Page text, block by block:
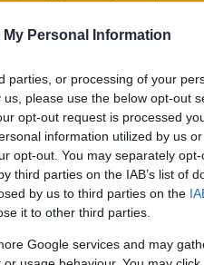
My Personal Information
parties, or processing of your
please use the below opt-out
opt-out request is processed
information utilized by us
opt-out. You may separately
third parties on the IAB’s list of
by us to third parties on the
it to other third parties.
Google services and may
rojiblanco sólo
de euros
con uno de ellos,
más remedio
de la
un valor de